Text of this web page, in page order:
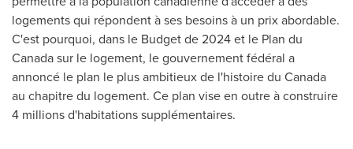
logements qui répondent à ses besoins à un prix abordable.
C'est pourquoi, dans le Budget de2024 et le Plan du
Canadasur le logement, le gouvernement fédéral a
annoncé le plan le plus ambitieux de l'histoire du Canada
au chapitre du logement. Ce plan vise en outre à construire
4 millions d'habitations supplémentaires.